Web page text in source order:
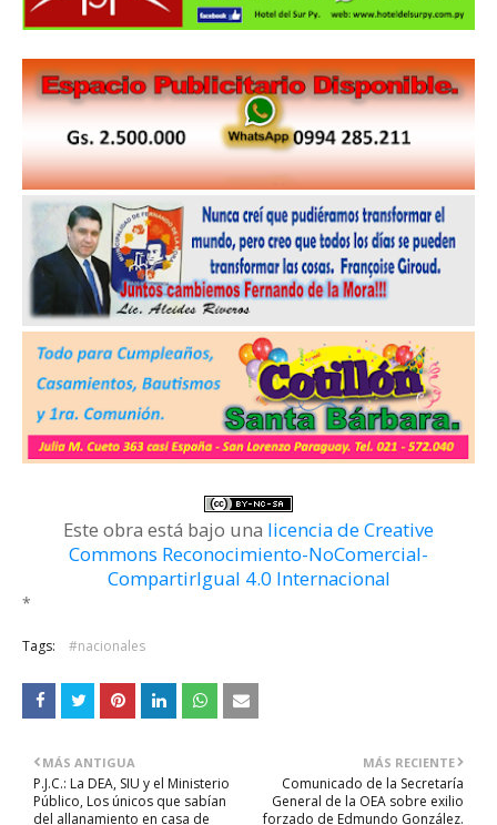
Este obra está bajo una licencia de Creative
Commons Reconocimiento-NoComercial-
CompartirIgual 4.0 Internacional
*
Tags: #nacionales
MÁS RECIENTE
Comunicado de la Secretaría
General de la OEA sobre exilio
forzado de Edmundo González.
MÁS ANTIGUA
P.J.C.: La DEA, SIU y el Ministerio
Público, Los únicos que sabían
del allanamiento en casa de